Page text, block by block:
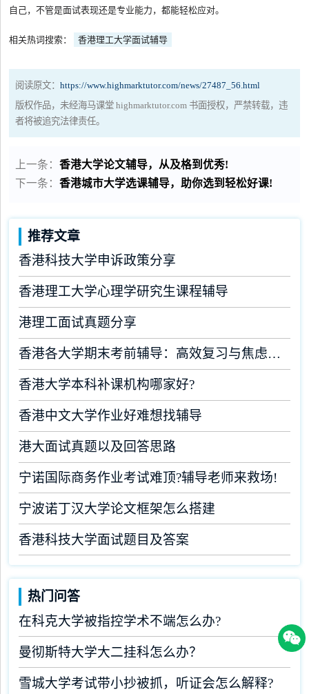
自己，不管是面试表现还是专业能力，都能轻松应对。
相关热词搜索： 香港理工大学面试辅导
阅读原文：https://www.highmarktutor.com/news/27487_56.html
版权作品，未经海马课堂 highmarktutor.com 书面授权，严禁转载，违
者将被追究法律责任。
上一条：香港大学论文辅导，从及格到优秀!
下一条：香港城市大学选课辅导，助你选到轻松好课!
推荐文章
香港科技大学申诉政策分享
香港理工大学心理学研究生课程辅导
港理工面试真题分享
香港各大学期末考前辅导：高效复习与焦虑缓解全攻略
香港大学本科补课机构哪家好?
香港中文大学作业好难想找辅导
港大面试真题以及回答思路
宁诺国际商务作业考试难顶?辅导老师来救场!
宁波诺丁汉大学论文框架怎么搭建
香港科技大学面试题目及答案
热门问答
在科克大学被指控学术不端怎么办?
曼彻斯特大学大二挂科怎么办？
雪城大学考试带小抄被抓，听证会怎么解释?